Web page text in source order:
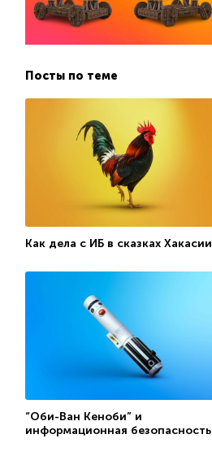
Посты по теме
Как дела с ИБ в сказках Хакасии
“Оби-Ван Кеноби” и
информационная безопасность